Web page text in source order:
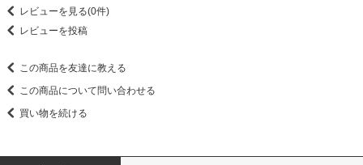
レビューを見る(0件)
レビューを投稿
この商品を友達に教える
この商品について問い合わせる
買い物を続ける